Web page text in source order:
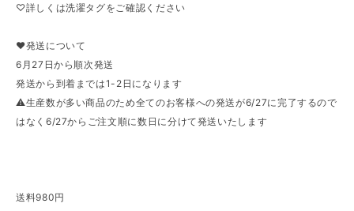
♡詳しくは洗濯タグをご確認ください
♥発送について
6月27日から順次発送
発送から到着までは1-2日になります
⚠︎生産数が多い商品のため全てのお客様への発送が6/27に完了するので
はなく6/27からご注文順に数日に分けて発送いたします
送料980円